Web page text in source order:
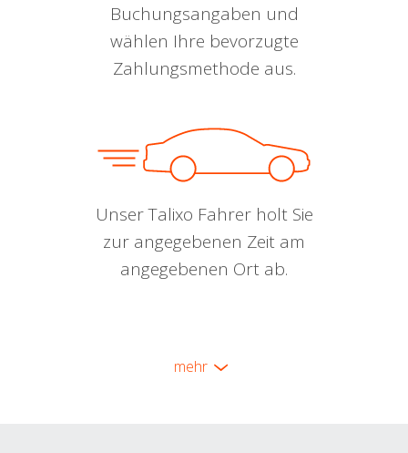
Buchungsangaben und
wählen Ihre bevorzugte
Zahlungsmethode aus.
Unser Talixo Fahrer holt Sie
zur angegebenen Zeit am
angegebenen Ort ab.
mehr